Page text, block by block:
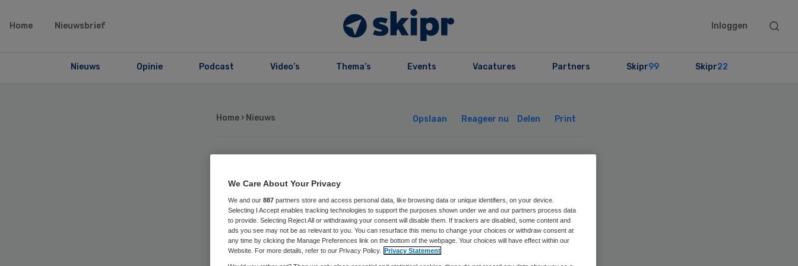
Home Nieuwsbrief Inloggen
Search
Nieuws Opinie Podcast Video’s Thema’s Events Vacatures Partners Skipr99 Skipr22
Home › Nieuws Opslaan Reageer nu Delen Print
TSN volgt Verián niet
in terugdraaien
loonverlaging
We Care About Your Privacy
We and our 887 partners store and access personal data, like browsing data or unique identifiers, on your device.
Selecting I Accept enables tracking technologies to support the purposes shown under we and our partners process data
to provide. Selecting Reject All or withdrawing your consent will disable them. If trackers are disabled, some content and
ads you see may not be as relevant to you. You can resurface this menu to change your choices or withdraw consent at
any time by clicking the Manage Preferences link on the bottom of the webpage. Your choices will have effect within our
Website. For more details, refer to our Privacy Policy.
Privacy Statement